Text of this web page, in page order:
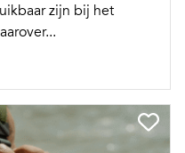
zijn bij het